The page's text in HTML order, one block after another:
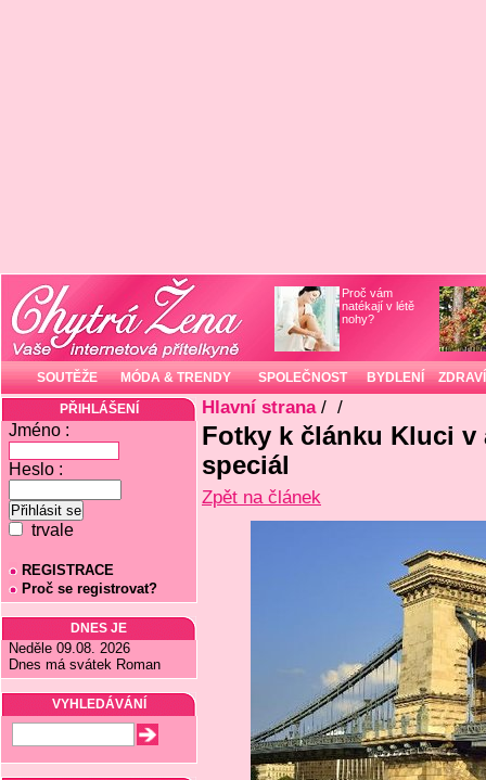
Proč vám
natékají v létě
nohy?
SOUTĚŽE MÓDA & TRENDY SPOLEČNOST BYDLENÍ ZDRAVÍ
PŘIHLÁŠENÍ
Jméno :
Heslo :
trvale
REGISTRACE
Proč se registrovat?
DNES JE
Neděle 09.08. 2026
Dnes má svátek Roman
VYHLEDÁVÁNÍ
Hlavní strana/ /
Fotky k článku Kluci v
speciál
Zpět na článek